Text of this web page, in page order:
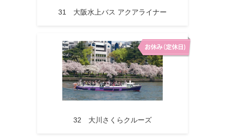
31 大阪水上バス アクアライナー
32 大川さくらクルーズ